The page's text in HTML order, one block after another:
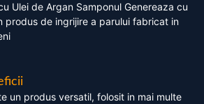
Ulei de Argan Samponul Genereaza cu
produs de ingrijire a parului fabricat in
un produs versatil, folosit in mai multe